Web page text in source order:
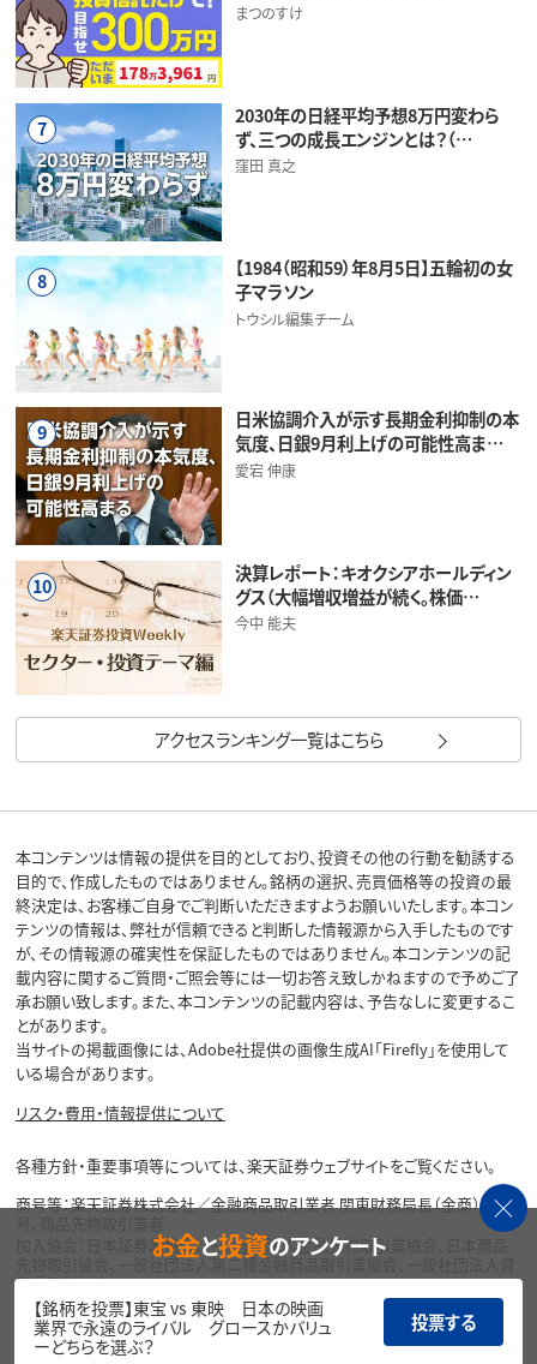
まつのすけ
7
2030年の日経平均予想8万円変わら
ず、三つの成長エンジンとは？（…
窪田 真之
8
【1984（昭和59）年8月5日】五輪初の女
子マラソン
トウシル編集チーム
9
日米協調介入が示す長期金利抑制の本
気度、日銀9月利上げの可能性高ま…
愛宕 伸康
10
決算レポート：キオクシアホールディン
グス（大幅増収増益が続く。株価…
今中 能夫
アクセスランキング一覧はこちら
本コンテンツは情報の提供を目的としており、投資その他の行動を勧誘する
目的で、作成したものではありません。銘柄の選択、売買価格等の投資の最
終決定は、お客様ご自身でご判断いただきますようお願いいたします。本コン
テンツの情報は、弊社が信頼できると判断した情報源から入手したものです
が、その情報源の確実性を保証したものではありません。本コンテンツの記
載内容に関するご質問・ご照会等には一切お答え致しかねますので予めご了
承お願い致します。また、本コンテンツの記載内容は、予告なしに変更するこ
とがあります。
当サイトの掲載画像には、Adobe社提供の画像生成AI「Firefly」を使用して
いる場合があります。
リスク・費用・情報提供について
各種方針・重要事項等については、楽天証券ウェブサイトをご覧ください。
商号等：楽天証券株式会社／金融商品取引業者 関東財務局長（金商）第195
加入協会：日本証券業協会、一般社団法人金融先物取引業協会、日本商品
先物取引協会、一般社団法人第二種金融商品取引業協会、一般社団法人資
産運用業協会
Copyright©
1999-2026 Rakuten Securities, Inc. All
お金と投資のアンケート
【銘柄を投票】東宝 vs 東映 日本の映画
業界で永遠のライバル グロースかバリュ
ーどちらを選ぶ？
投票する